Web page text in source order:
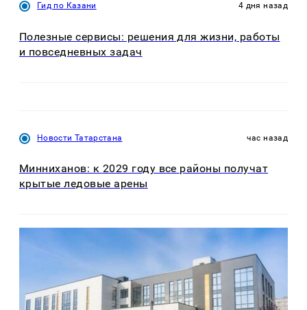
Гид по Казани 4 дня назад
Полезные сервисы: решения для жизни, работы
и повседневных задач
Новости Татарстана час назад
Минниханов: к 2029 году все районы получат
крытые ледовые арены